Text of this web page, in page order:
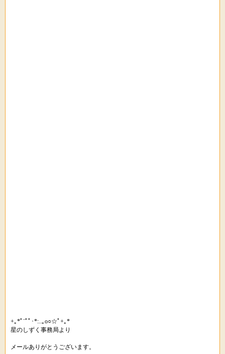
+｡*ﾟ¨ﾟﾟ･*:..｡o○☆ﾟ+｡*
星のしずく事務局より
メールありがとうございます。